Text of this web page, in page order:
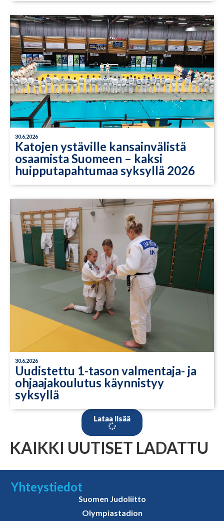
30.6.2026
Katojen ystäville kansainvälistä
osaamista Suomeen – kaksi
huipputapahtumaa syksyllä 2026
30.6.2026
Uudistettu 1-tason valmentaja- ja
ohjaajakoulutus käynnistyy
syksyllä
Lataa lisää
KAIKKI UUTISET LADATTU
Yhteystiedot
Suomen Judoliitto
Olympiastadion